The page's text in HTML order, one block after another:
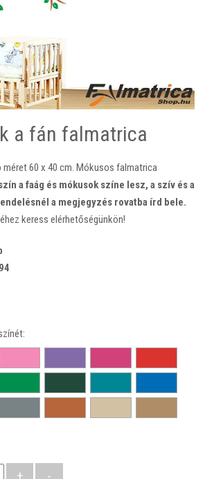
a fán falmatrica
60 x 40 cm. Mókusos falmatrica
a faág és mókusok színe lesz, a szív és a
a megjegyzés rovatba írd bele.
keress elérhetőségünkön!